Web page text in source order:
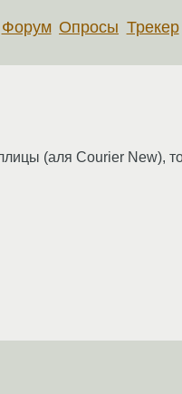
Форум Опросы Трекер
(аля Courier New),